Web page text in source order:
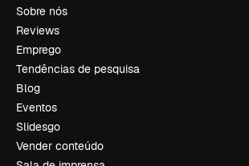
Sobre nós
Reviews
Emprego
Tendências de pesquisa
Blog
Eventos
Slidesgo
Vender conteúdo